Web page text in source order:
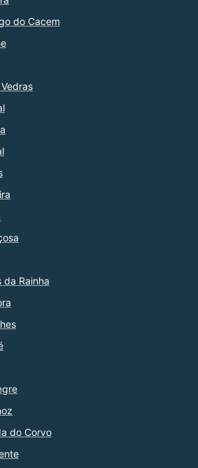
do Cacem
da Rainha
do Corvo